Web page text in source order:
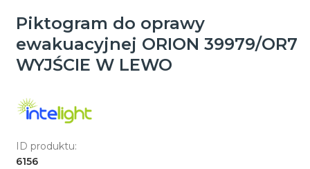
Piktogram do oprawy
ewakuacyjnej ORION 39979/OR7
WYJŚCIE W LEWO
ID produktu:
6156